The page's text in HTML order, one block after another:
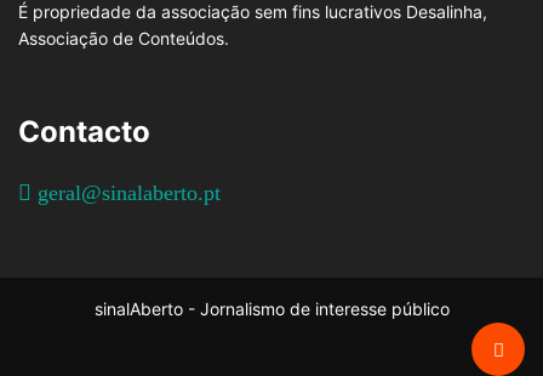
É propriedade da associação sem fins lucrativos Desalinha,
Associação de Conteúdos.
Contacto
geral@sinalaberto.pt
sinalAberto - Jornalismo de interesse público